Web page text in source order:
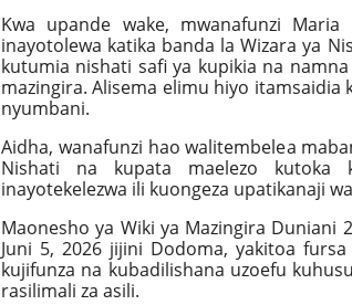
Kwa upande wake, mwanafunzi
inayotolewa katika banda la Wizara ya
kutumia nishati safi ya kupikia na
mazingira. Alisema elimu hiyo itamsaidia
nyumbani.
Aidha, wanafunzi hao walitembelea
Nishati na kupata maelezo kutoka
inayotekelezwa ili kuongeza upatikanaji
Maonesho ya Wiki ya Mazingira Duniani
Juni 5, 2026 jijini Dodoma, yakitoa
kujifunza na kubadilishana uzoefu
rasilimali za asili.